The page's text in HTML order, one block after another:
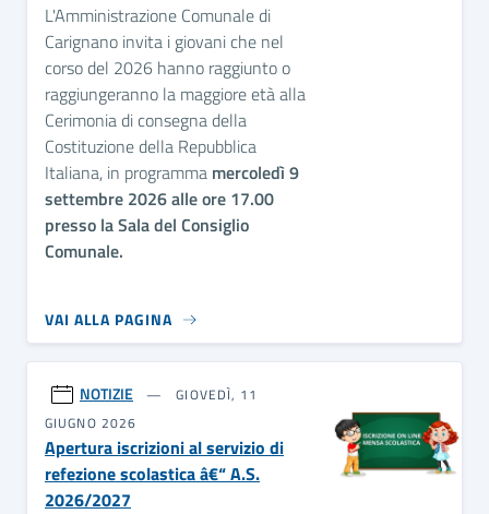
L'Amministrazione Comunale di
Carignano invita i giovani che nel
corso del 2026 hanno raggiunto o
raggiungeranno la maggiore età alla
Cerimonia di consegna della
Costituzione della Repubblica
Italiana, in programma mercoledì 9
settembre 2026 alle ore 17.00
presso la Sala del Consiglio
Comunale.
VAI ALLA PAGINA
NOTIZIE
GIOVEDÌ, 11
GIUGNO 2026
Apertura iscrizioni al servizio di
refezione scolastica â€“ A.S.
2026/2027